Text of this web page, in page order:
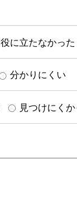
役に立たなかった
分かりにくい
見つけにく